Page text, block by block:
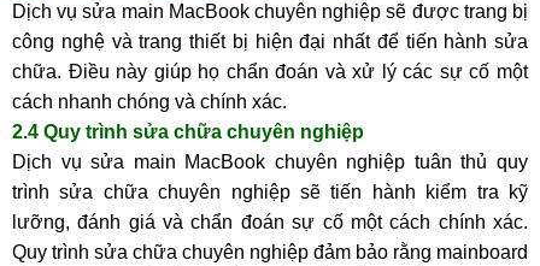
Dịch vụ sửa main MacBook chuyên nghiệp sẽ được trang bị
công nghệ và trang thiết bị hiện đại nhất để tiến hành sửa
chữa. Điều này giúp họ chẩn đoán và xử lý các sự cố một
cách nhanh chóng và chính xác.
2.4 Quy trình sửa chữa chuyên nghiệp
Dịch vụ sửa main MacBook chuyên nghiệp tuân thủ quy
trình sửa chữa chuyên nghiệp sẽ tiến hành kiểm tra kỹ
lưỡng, đánh giá và chẩn đoán sự cố một cách chính xác.
Quy trình sửa chữa chuyên nghiệp đảm bảo rằng mainboard